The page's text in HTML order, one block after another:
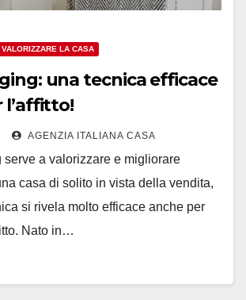
VALORIZZARE LA CASA
una tecnica efficace
l’affitto!
AGENZIA ITALIANA CASA
serve a valorizzare e migliorare
casa di solito in vista della vendita,
si rivela molto efficace anche per
Nato in…